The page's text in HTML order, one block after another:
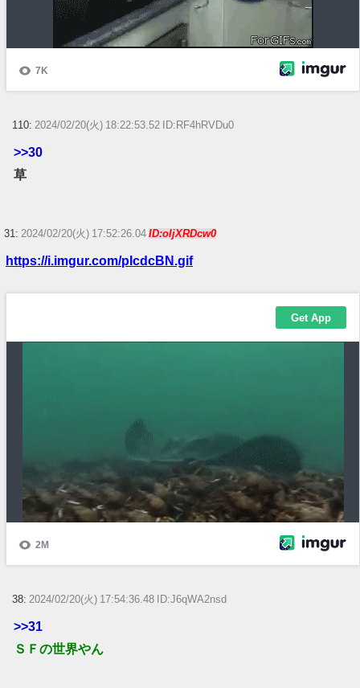
110: 2024/02/20(火) 18:22:53.52 ID:RF4hRVDu0
>>30
草
31: 2024/02/20(火) 17:52:26.04 ID:oIjXRDcw0
https://i.imgur.com/pIcdcBN.gif
38: 2024/02/20(火) 17:54:36.48 ID:J6qWA2nsd
>>31
ＳＦの世界やん